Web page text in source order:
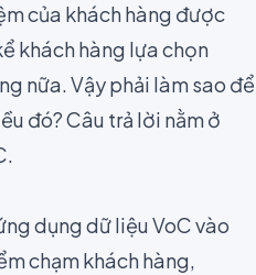
của khách hàng được
khách hàng lựa chọn
nữa. Vậy phải làm sao để
đó? Câu trả lời nằm ở
dụng dữ liệu VoC vào
chạm khách hàng,